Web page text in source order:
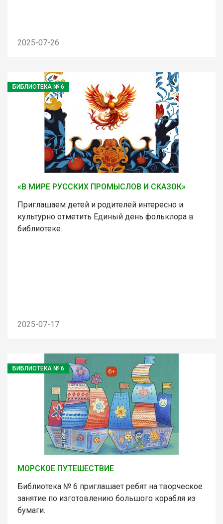
2025-07-26
БИБЛИОТЕКА № 6
«В МИРЕ РУССКИХ ПРОМЫСЛОВ И СКАЗОК»
Приглашаем детей и родителей интересно и
культурно отметить Единый день фольклора в
библиотеке.
2025-07-17
БИБЛИОТЕКА № 6
МОРСКОЕ ПУТЕШЕСТВИЕ
Библиотека № 6 приглашает ребят на творческое
занятие по изготовлению большого корабля из
бумаги.